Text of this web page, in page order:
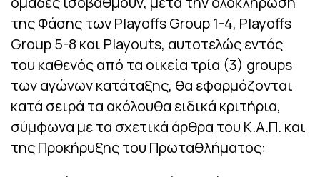
της Φάσης των Playoffs Group 1-4, Playoffs
Group 5-8 και Playouts, αυτοτελώς εντός
του καθενός από τα οικεία τρία (3) groups
των αγώνων κατάταξης, θα εφαρμόζονται
κατά σειρά τα ακόλουθα ειδικά κριτήρια,
σύμφωνα με τα σχετικά άρθρα του Κ.Α.Π. και
της Προκήρυξης του Πρωταθλήματος: